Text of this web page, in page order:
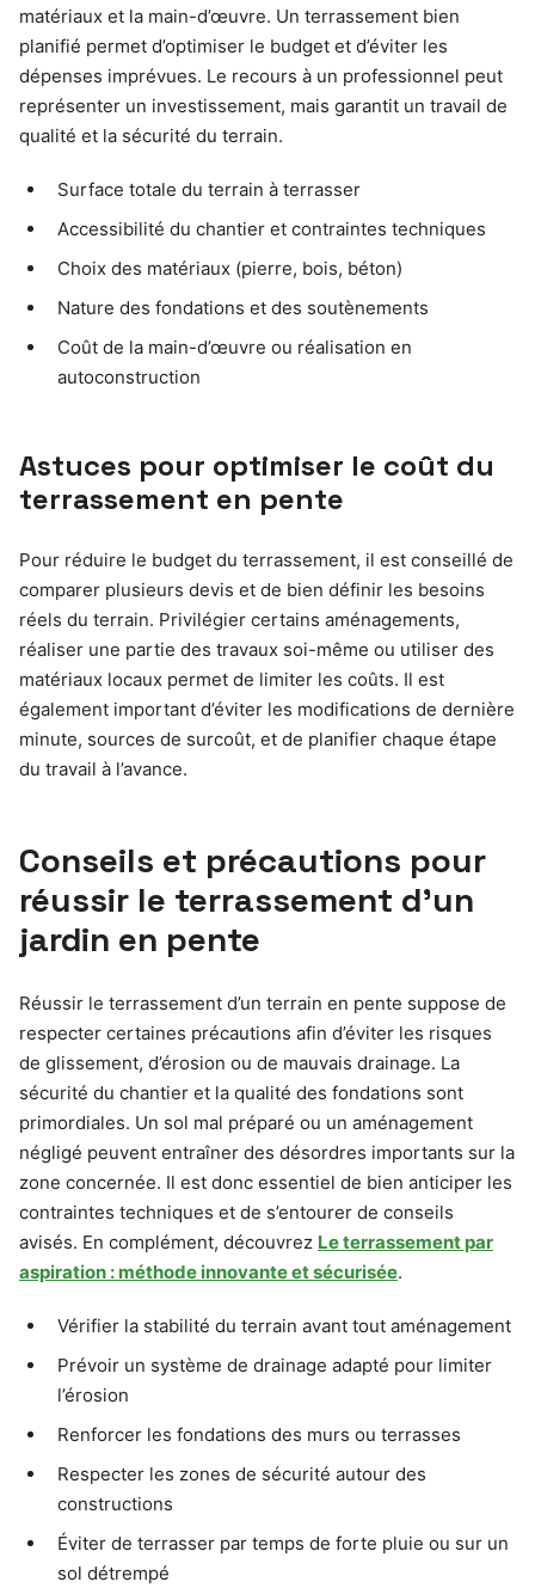
matériaux et la main-d’œuvre. Un terrassement bien
planifié permet d’optimiser le budget et d’éviter les
dépenses imprévues. Le recours à un professionnel peut
représenter un investissement, mais garantit un travail de
qualité et la sécurité du terrain.
Surface totale du terrain à terrasser
Accessibilité du chantier et contraintes techniques
Choix des matériaux (pierre, bois, béton)
Nature des fondations et des soutènements
Coût de la main-d’œuvre ou réalisation en
autoconstruction
Astuces pour optimiser le coût du
terrassement en pente
Pour réduire le budget du terrassement, il est conseillé de
comparer plusieurs devis et de bien définir les besoins
réels du terrain. Privilégier certains aménagements,
réaliser une partie des travaux soi-même ou utiliser des
matériaux locaux permet de limiter les coûts. Il est
également important d’éviter les modifications de dernière
minute, sources de surcoût, et de planifier chaque étape
du travail à l’avance.
Conseils et précautions pour
réussir le terrassement d’un
jardin en pente
Réussir le terrassement d’un terrain en pente suppose de
respecter certaines précautions afin d’éviter les risques
de glissement, d’érosion ou de mauvais drainage. La
sécurité du chantier et la qualité des fondations sont
primordiales. Un sol mal préparé ou un aménagement
négligé peuvent entraîner des désordres importants sur la
zone concernée. Il est donc essentiel de bien anticiper les
contraintes techniques et de s’entourer de conseils
avisés. En complément, découvrez Le terrassement par
aspiration : méthode innovante et sécurisée.
Vérifier la stabilité du terrain avant tout aménagement
Prévoir un système de drainage adapté pour limiter
l’érosion
Renforcer les fondations des murs ou terrasses
Respecter les zones de sécurité autour des
constructions
Éviter de terrasser par temps de forte pluie ou sur un
sol détrempé